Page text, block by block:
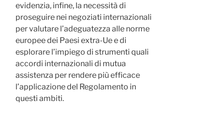
evidenzia, infine, la necessità di
proseguire nei negoziati internazionali
per valutare l’adeguatezza alle norme
europee dei Paesi extra-Ue e di
esplorare l’impiego di strumenti quali
accordi internazionali di mutua
assistenza per rendere più efficace
l’applicazione del Regolamento in
questi ambiti.